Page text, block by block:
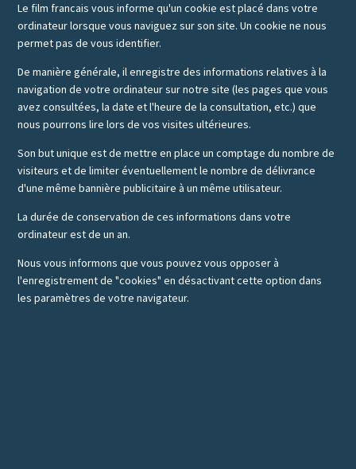
Le film francais vous informe qu'un cookie est placé dans votre
ordinateur lorsque vous naviguez sur son site. Un cookie ne nous
permet pas de vous identifier.
De manière générale, il enregistre des informations relatives à la
navigation de votre ordinateur sur notre site (les pages que vous
avez consultées, la date et l'heure de la consultation, etc.) que
nous pourrons lire lors de vos visites ultérieures.
Son but unique est de mettre en place un comptage du nombre de
visiteurs et de limiter éventuellement le nombre de délivrance
d'une même bannière publicitaire à un même utilisateur.
La durée de conservation de ces informations dans votre
ordinateur est de un an.
Nous vous informons que vous pouvez vous opposer à
l'enregistrement de "cookies" en désactivant cette option dans
les paramètres de votre navigateur.